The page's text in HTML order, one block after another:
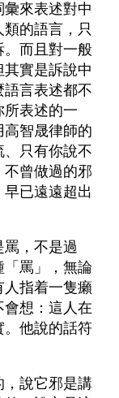
來表述對中
的語言，只
。而且對一般
實是訴說中
言表述都不
表述的一
智晟律師的
只有你說不
曾做過的邪
已遠遠超出
，不是過
罵」，無論
人指着一隻癩
想：這人在
。他說的話符
，說它邪是講